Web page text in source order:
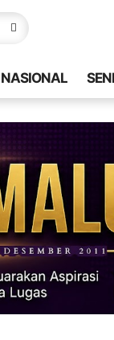
NASIONAL